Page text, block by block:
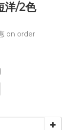
洋/2色
on order